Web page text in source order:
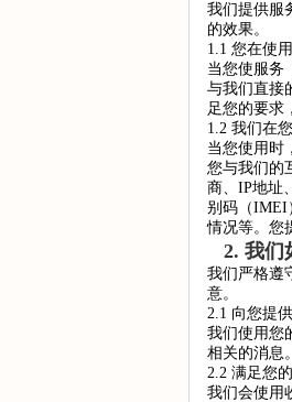
我们提供服
的效果。
1.1 您在使
当您使服务
与我们直接
足您的要求
1.2 我们在
当您使用时
您与我们的
商、IP地址
别码（IMEI
情况等。您
2. 我们
我们严格遵
意。
2.1 向您提
我们使用您
相关的消息
2.2 满足您
我们会使用